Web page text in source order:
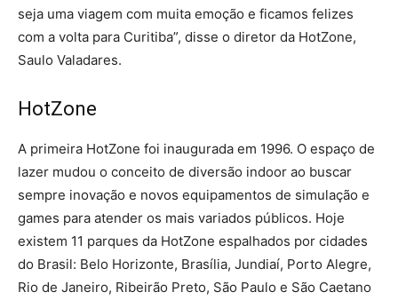
seja uma viagem com muita emoção e ficamos felizes
com a volta para Curitiba”, disse o diretor da HotZone,
Saulo Valadares.
HotZone
A primeira HotZone foi inaugurada em 1996. O espaço de
lazer mudou o conceito de diversão indoor ao buscar
sempre inovação e novos equipamentos de simulação e
games para atender os mais variados públicos. Hoje
existem 11 parques da HotZone espalhados por cidades
do Brasil: Belo Horizonte, Brasília, Jundiaí, Porto Alegre,
Rio de Janeiro, Ribeirão Preto, São Paulo e São Caetano